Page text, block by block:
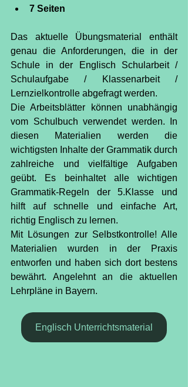
7 Seiten
Das aktuelle Übungsmaterial enthält
genau die Anforderungen, die in der
Schule in der Englisch Schularbeit /
Schulaufgabe / Klassenarbeit /
Lernzielkontrolle abgefragt werden.
Die Arbeitsblätter können unabhängig
vom Schulbuch verwendet werden. In
diesen Materialien werden die
wichtigsten Inhalte der Grammatik durch
zahlreiche und vielfältige Aufgaben
geübt. Es beinhaltet alle wichtigen
Grammatik-Regeln der 5.Klasse und
hilft auf schnelle und einfache Art,
richtig Englisch zu lernen.
Mit Lösungen zur Selbstkontrolle! Alle
Materialien wurden in der Praxis
entworfen und haben sich dort bestens
bewährt. Angelehnt an die aktuellen
Lehrpläne in Bayern.
Englisch Unterrichtsmaterial